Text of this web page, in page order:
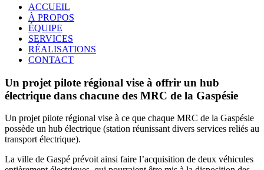
ACCUEIL
À PROPOS
ÉQUIPE
SERVICES
RÉALISATIONS
CONTACT
Un projet pilote régional vise à offrir un hub
électrique dans chacune des MRC de la Gaspésie
Un projet pilote régional vise à ce que chaque MRC de la Gaspésie
possède un hub électrique (station réunissant divers services reliés au
transport électrique).
La ville de Gaspé prévoit ainsi faire l’acquisition de deux véhicules